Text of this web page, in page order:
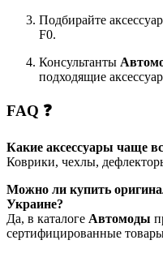
Подбирайте
F0.
Консультанты
подходящие
FAQ ❓
Какие аксессуары чаще
Коврики, чехлы,
Можно ли купить
Украине?
Да, в каталоге Автомоды
сертифицированные